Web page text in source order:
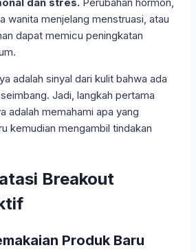
wanita menjelang menstruasi, atau
dapat memicu peningkatan
adalah sinyal dari kulit bahwa ada
Jadi, langkah pertama
adalah memahami apa yang
kemudian mengambil tindakan
Breakout
Produk Baru